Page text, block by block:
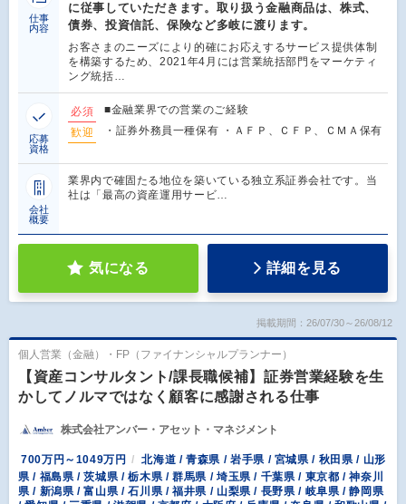
仕事
内容
に従事していただきます。取り扱う金融商品は、株式、
債券、投資信託、保険など多岐に渡ります。
お客さまのニーズにより的確にお応えするサービス提供体制
を構築するため、2021年4月には営業統括部門をマーケティ
ング統括…
応募
資格
必須
■金融業界での営業のご経験
歓迎
・証券外務員一種保有 ・ＡＦＰ、ＣＦＰ、ＣＭＡ保有
会社
概要
業界内で確固たる地位を築いている独立系証券会社です。当
社は「最高の資産運用サービ…
気になる 詳細を見る
掲載期間：26/07/30～26/08/12
個人営業（金融）・FP（ファイナンシャルプランナー）
【資産コンサルタント/課長職候補】証券営業経験を生
かしてノルマではなく顧客に感謝される仕事
株式会社アンバー・アセット・マネジメント
700万円～1049万円
北海道 / 青森県 / 岩手県 / 宮城県 / 秋田県 / 山形
県 / 福島県 / 茨城県 / 栃木県 / 群馬県 / 埼玉県 / 千葉県 / 東京都 / 神奈川
県 / 新潟県 / 富山県 / 石川県 / 福井県 / 山梨県 / 長野県 / 岐阜県 / 静岡県